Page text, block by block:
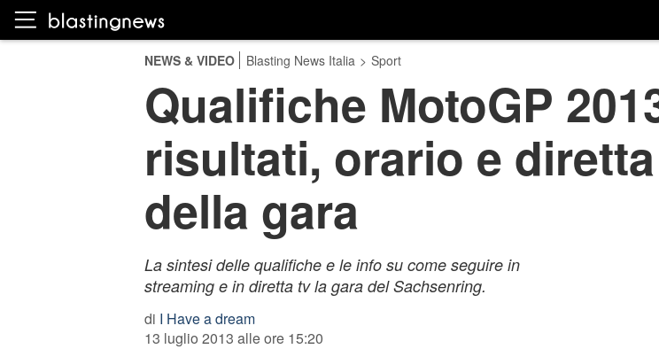
NEWS & VIDEO Blasting News Italia > Sport
Qualifiche MotoGP
risultati, orario e
della gara
La sintesi delle qualifiche e le info su come seguire in
streaming e in diretta tv la gara del Sachsenring.
di I Have a dream
13 luglio 2013 alle ore 15:20